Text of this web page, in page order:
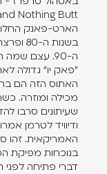
הארט-פאנק
ה-90. עצם
"פאק יו" גדולה
האתוס הזה הם
מכילה ומוזרה.
שעיתונים סרבו
ודיוויד לטרמן
האמריקאית. זהו
בנוכחות מפיקת
דברי פתיחה